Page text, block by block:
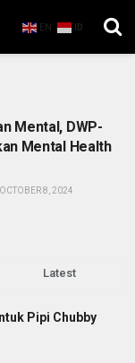
EN ID
Mental, DWP-
Mental Health
OCTOBER 8, 2024
Latest
Pipi Chubby